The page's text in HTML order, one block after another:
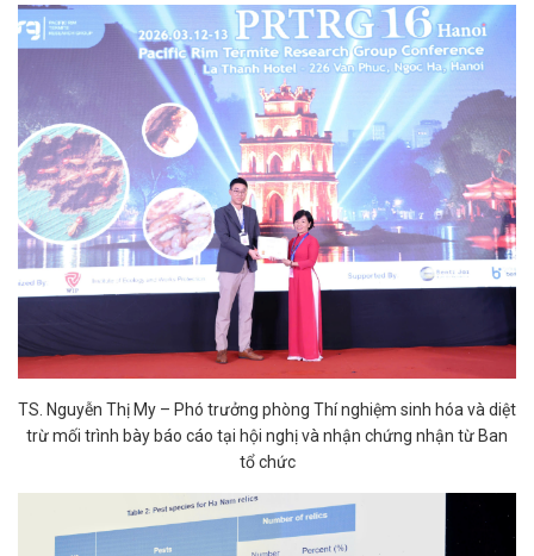
TS. Nguyễn Thị My – Phó trưởng phòng Thí nghiệm sinh hóa và diệt
trừ mối trình bày báo cáo tại hội nghị và nhận chứng nhận từ Ban
tổ chức